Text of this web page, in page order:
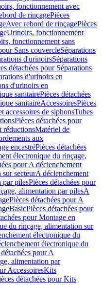
fonctionnement avec
de rinçagePièces
Avec rebord de rinçagePièces
Urinoirs, fonctionnement
fonctionnement sans
Sans couvercleSéparations
d'urinoirsSéparations
détachées pour Séparations
d'urinoirs en
d'urinoirs en
sanitairePièces détachées
sanitaireAccessoiresPièces
accessoires de siphonsTubes
Pièces détachées pour
réductionsMatériel de
aux
encastréPièces détachées
électronique du rinçage,
pour A déclenchement
secteurA déclenchement
par pilesPièces détachées pour
alimentation par pilesA
Pièces détachées pour A
BasicPièces détachées pour
pour Montage en
du rinçage, alimentation sur
électronique du
électronique du
pour A
alimentation par
AccessoiresKits
détachées pour Kits